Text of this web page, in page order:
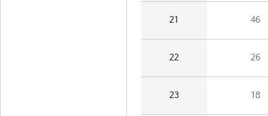
21 46
22 26
23 18